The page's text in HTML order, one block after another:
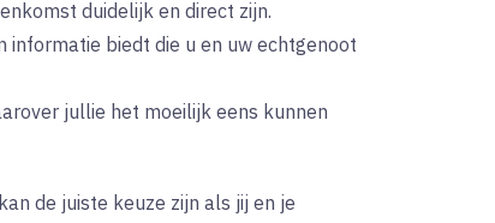
duidelijk en direct zijn.
informatie biedt die u en uw echtgenoot
jullie het moeilijk eens kunnen
de juiste keuze zijn als jij en je